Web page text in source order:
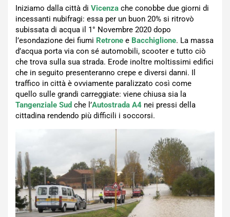
Iniziamo dalla città di Vicenza che conobbe due giorni di
incessanti nubifragi: essa per un buon 20% si ritrovò
subissata di acqua il 1° Novembre 2020 dopo
l’esondazione dei fiumi Retrone e Bacchiglione. La massa
d’acqua porta via con sé automobili, scooter e tutto ciò
che trova sulla sua strada. Erode inoltre moltissimi edifici
che in seguito presenteranno crepe e diversi danni. Il
traffico in città è ovviamente paralizzato così come
quello sulle grandi carreggiate: viene chiusa sia la
Tangenziale Sud che l’Autostrada A4 nei pressi della
cittadina rendendo più difficili i soccorsi.